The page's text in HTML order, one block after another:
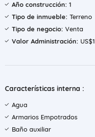
Año construcción: 1
Tipo de inmueble: Terreno
Tipo de negocio: Venta
Valor Administración: US$1
Características interna :
Agua
Armarios Empotrados
Baño auxiliar